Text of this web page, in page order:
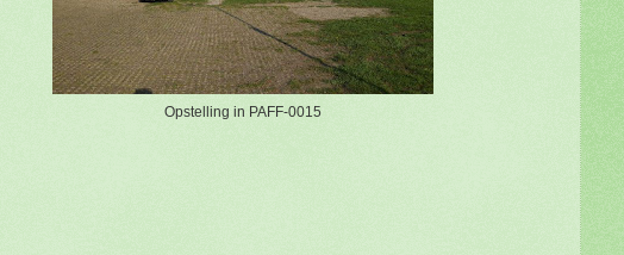
Opstelling in PAFF-0015